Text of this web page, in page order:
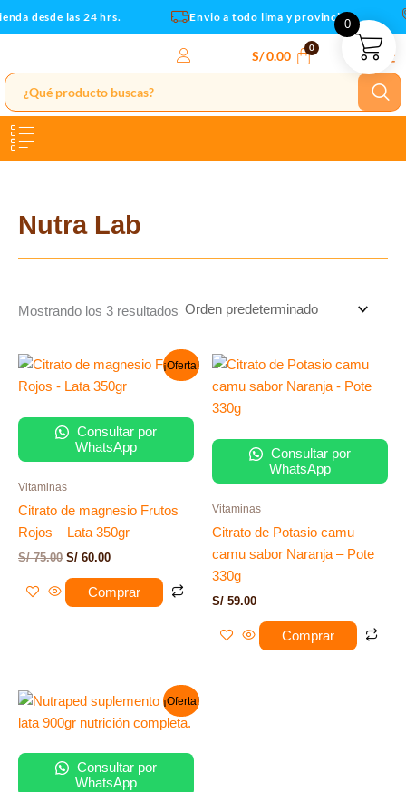
Ir
al
desde las 24 hrs. Envio a todo lima y provincias
S/0.00
Nutra Lab
Mostrando los 3 resultados
¡Oferta!
Consultar por
WhatsApp
Vitaminas
Citrato de magnesio Frutos
Rojos – Lata 350gr
S/75.00
El
original
S/ 60.00
El
precio
actual
Comprar
Consultar por
WhatsApp
Vitaminas
Citrato de Potasio camu
camu sabor Naranja – Pote
330g
S/ 59.00
Comprar
¡Oferta!
Consultar por
WhatsApp
El
precio
original
El
actual
0